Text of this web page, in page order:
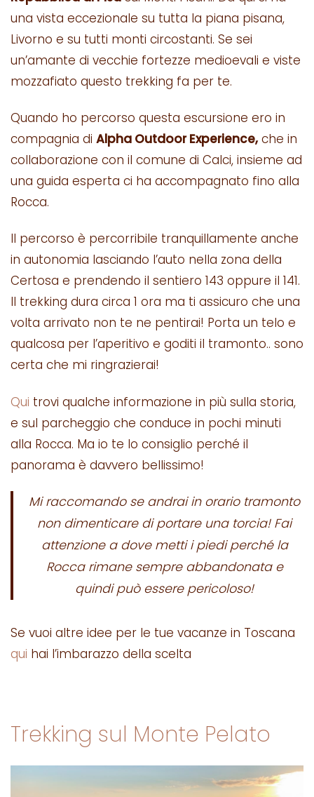
una vista eccezionale su tutta la piana pisana,
Livorno e su tutti monti circostanti. Se sei
un’amante di vecchie fortezze medioevali e viste
mozzafiato questo trekking fa per te.
Quando ho percorso questa escursione ero in
compagnia di Alpha Outdoor Experience, che in
collaborazione con il comune di Calci, insieme ad
una guida esperta ci ha accompagnato fino alla
Rocca.
Il percorso è percorribile tranquillamente anche
in autonomia lasciando l’auto nella zona della
Certosa e prendendo il sentiero 143 oppure il 141.
Il trekking dura circa 1 ora ma ti assicuro che una
volta arrivato non te ne pentirai! Porta un telo e
qualcosa per l’aperitivo e goditi il tramonto.. sono
certa che mi ringrazierai!
Qui trovi qualche informazione in più sulla storia,
e sul parcheggio che conduce in pochi minuti
alla Rocca. Ma io te lo consiglio perché il
panorama è davvero bellissimo!
Mi raccomando se andrai in orario tramonto
non dimenticare di portare una torcia! Fai
attenzione a dove metti i piedi perché la
Rocca rimane sempre abbandonata e
quindi può essere pericoloso!
Se vuoi altre idee per le tue vacanze in Toscana
qui hai l’imbarazzo della scelta
Trekking sul Monte Pelato